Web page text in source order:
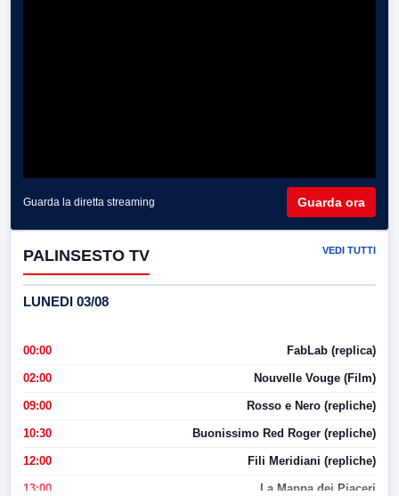
Guarda la diretta streaming Guarda ora
PALINSESTO TV VEDI TUTTI
LUNEDI 03/08
00:00 FabLab (replica)
02:00 Nouvelle Vouge (Film)
09:00 Rosso e Nero (repliche)
10:30 Buonissimo Red Roger (repliche)
12:00 Fili Meridiani (repliche)
13:00 La Mappa dei Piaceri